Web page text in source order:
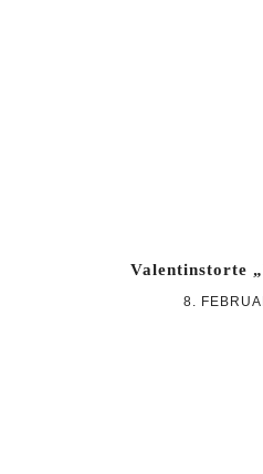
Valentinstorte
8.